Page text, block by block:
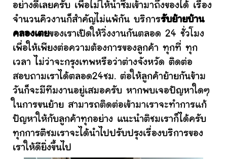
อย่างดีเลยครับ เพื่อไม่ให้น้ำซึมเข้ามาถึงของได้ เรื่อง
จำนวนคิวงานก็สำคัญไม่แพ้กัน บริการรับย้ายบ้าน
คลองเตยของเราเปิดให้วิ่งงานกันตลอด 24 ชั่วโมง
เพื่อให้เพียงต่อความต้องการของลูกค้า ทุกที่ ทุก
เวลา ไม่ว่าจะกรุงเทพหรือว่าต่างจังหวัด ติดต่อ
สอบถามเราได้ตลอด24ชม. ต่อให้ลูกค้าย้ายกันข้าม
วันก็จะมีทีมงานอยู่เสมอครับ หากพบเจอปัญหาใดๆ
ในการขนย้าย สามารถติดต่อเข้ามาเราจะทำการแก้
ปัญหาให้กับลูกค้าทุกอย่าง แนะนำติชมเราก็ได้ครับ
ทุกการติชมเราจะได้นำไปปรับปรุงเรื่องบริการของ
เราให้ดียิ่งขึ้นไป